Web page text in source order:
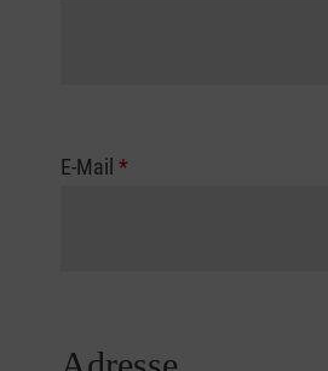
E-Mail *